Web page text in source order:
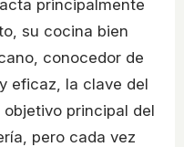
principalmente
su cocina bien
conocedor de
eficaz, la clave del
principal del
pero cada vez